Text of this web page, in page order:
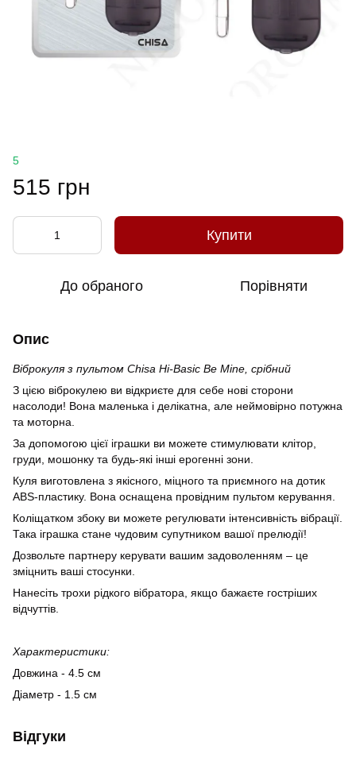
5
515 грн
Купити
До обраного Порівняти
Опис
Віброкуля з пультом Chisa Hi-Basic Be Mine, срібний
З цією віброкулею ви відкриєте для себе нові сторони
насолоди! Вона маленька і делікатна, але неймовірно потужна
та моторна.
За допомогою цієї іграшки ви можете стимулювати клітор,
груди, мошонку та будь-які інші ерогенні зони.
Куля виготовлена ​​з якісного, міцного та приємного на дотик
ABS-пластику. Вона оснащена провідним пультом керування.
Коліщатком збоку ви можете регулювати інтенсивність вібрації.
Така іграшка стане чудовим супутником вашої прелюдії!
Дозвольте партнеру керувати вашим задоволенням – це
зміцнить ваші стосунки.
Нанесіть трохи рідкого вібратора, якщо бажаєте гостріших
відчуттів.
Характеристики:
Довжина - 4.5 см
Діаметр - 1.5 см
Відгуки